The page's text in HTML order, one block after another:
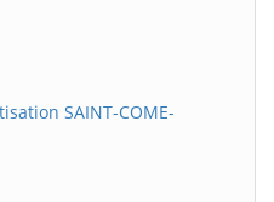
SAINT-COME-